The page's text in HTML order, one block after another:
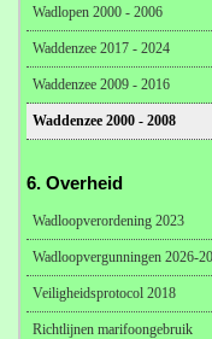
Wadlopen 2000 - 2006
Waddenzee 2017 - 2024
Waddenzee 2009 - 2016
Waddenzee 2000 - 2008
6. Overheid
Wadloopverordening 2023
Wadloopvergunningen 2026-
Veiligheidsprotocol 2018
Richtlijnen marifoongebruik